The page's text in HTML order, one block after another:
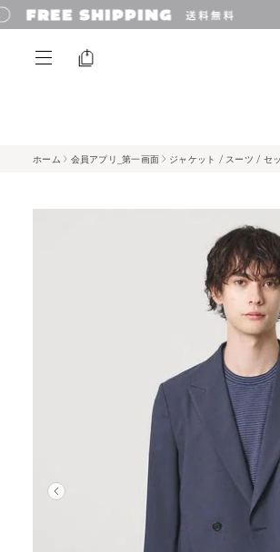
ホーム 会員アプリ_第一画面 ジャケット / スーツ / セ